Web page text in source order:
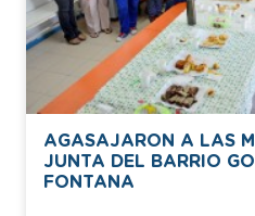
AGASAJARON A LAS
JUNTA DEL BARRIO
FONTANA